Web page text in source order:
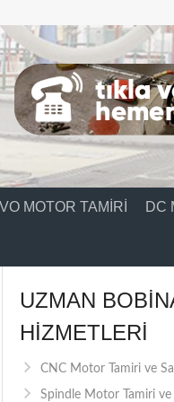
MOTOR TAMIRI DC
UZMAN
HIZMETLERI
CNC Motor Tamiri ve
Spindle Motor Tamiri ve